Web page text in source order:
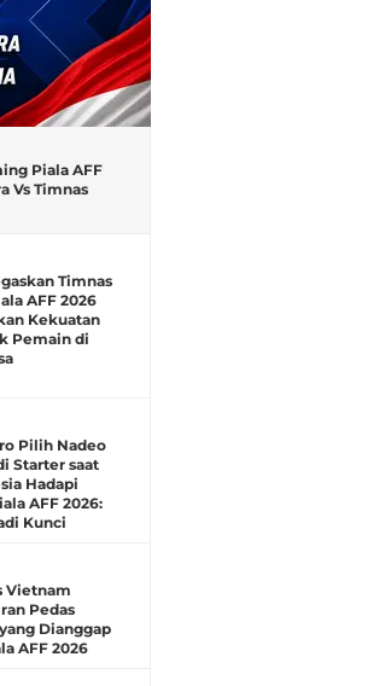
Piala AFF
Vs Timnas
Timnas
AFF 2026
Kekuatan
Pemain di
Pilih Nadeo
Starter saat
Hadapi
AFF 2026:
Kunci
Vietnam
Pedas
Dianggap
AFF 2026